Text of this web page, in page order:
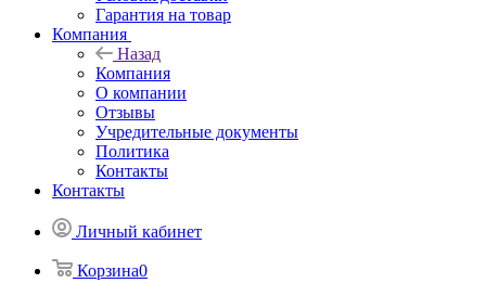
Гарантия на товар
Компания
Назад
Компания
О компании
Отзывы
Учредительные документы
Политика
Контакты
Контакты
Личный кабинет
Корзина0